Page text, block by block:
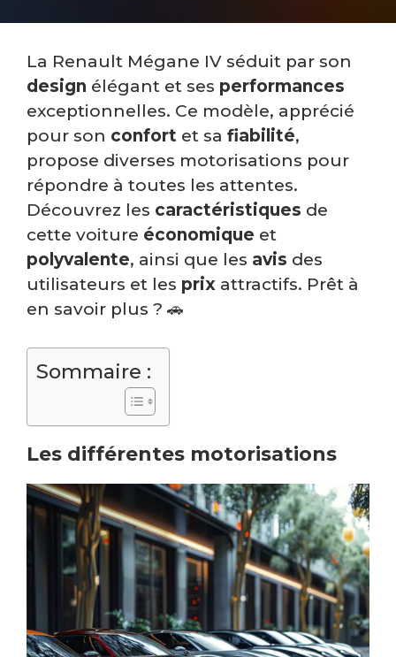
La Renault Mégane IV séduit par son
design élégant et ses performances
exceptionnelles. Ce modèle, apprécié
pour son confort et sa fiabilité,
propose diverses motorisations pour
répondre à toutes les attentes.
Découvrez les caractéristiques de
cette voiture économique et
polyvalente, ainsi que les avis des
utilisateurs et les prix attractifs. Prêt à
en savoir plus ? 🚗
Sommaire :
Les différentes motorisations